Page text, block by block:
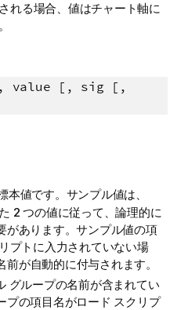
れる場合、値はチャート軸に
value [, sig [,
本値です。サンプル値は、
2 つの値に従って、論理的に
があります。サンプル値の項
プトに入力されていない場
前が自動的に付与されます。
グループの名前が含まれてい
プの項目名がロード スクリプ